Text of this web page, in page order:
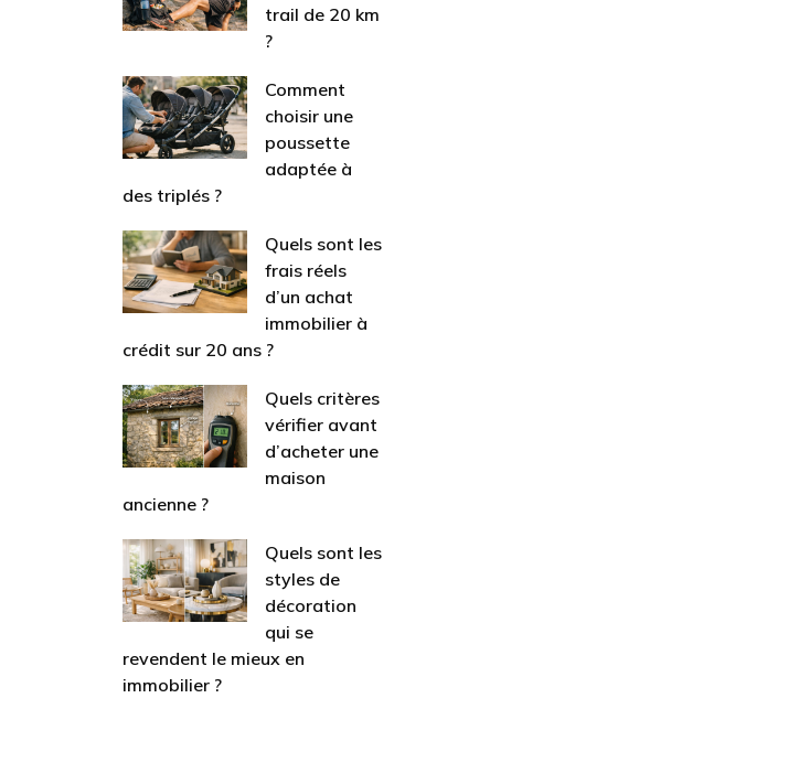
trail de 20 km
?
Comment
choisir une
poussette
adaptée à
des triplés ?
Quels sont les
frais réels
d’un achat
immobilier à
crédit sur 20 ans ?
Quels critères
vérifier avant
d’acheter une
maison
ancienne ?
Quels sont les
styles de
décoration
qui se
revendent le mieux en
immobilier ?